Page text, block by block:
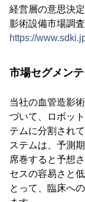
経営層の意思決
影術設備市場調
https://
市場セグメン
当社の血管造影
づいて、ロボッ
テムに分割され
ステムは、予測
席巻すると予想
セスの容易さと
とって、臨床へ